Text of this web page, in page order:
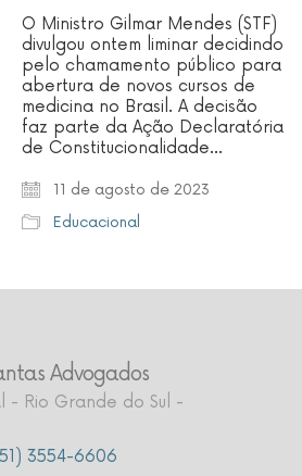
O Ministro Gilmar Mendes (STF)
divulgou ontem liminar decidindo
pelo chamamento público para
abertura de novos cursos de
medicina no Brasil. A decisão
faz parte da Ação Declaratória
de Constitucionalidade…
11 de agosto de 2023
Educacional
Advogados
- Rio Grande do Sul -
3554-6606